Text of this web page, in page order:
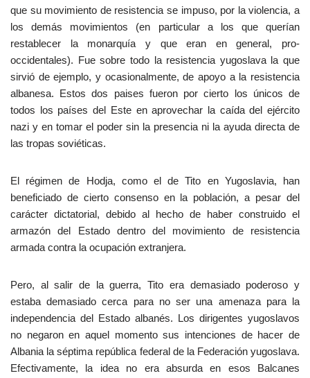
que su movimiento de resistencia se impuso, por la violencia, a
los demás movimientos (en particular a los que querían
restablecer la monarquía y que eran en general, pro-
occidentales). Fue sobre todo la resistencia yugoslava la que
sirvió de ejemplo, y ocasionalmente, de apoyo a la resistencia
albanesa. Estos dos paises fueron por cierto los únicos de
todos los países del Este en aprovechar la caída del ejército
nazi y en tomar el poder sin la presencia ni la ayuda directa de
las tropas soviéticas.
El régimen de Hodja, como el de Tito en Yugoslavia, han
beneficiado de cierto consenso en la población, a pesar del
carácter dictatorial, debido al hecho de haber construido el
armazón del Estado dentro del movimiento de resistencia
armada contra la ocupación extranjera.
Pero, al salir de la guerra, Tito era demasiado poderoso y
estaba demasiado cerca para no ser una amenaza para la
independencia del Estado albanés. Los dirigentes yugoslavos
no negaron en aquel momento sus intenciones de hacer de
Albania la séptima república federal de la Federación yugoslava.
Efectivamente, la idea no era absurda en esos Balcanes